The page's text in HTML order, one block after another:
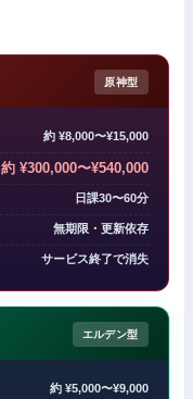
原神型
約 ¥8,000〜¥15,000
約 ¥300,000〜¥540,000
日課30〜60分
無期限・更新依存
サービス終了で消失
エルデン型
約 ¥5,000〜¥9,000